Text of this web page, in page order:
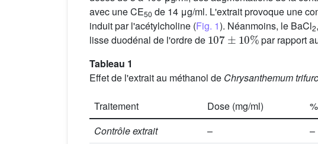
avec une CE50 de 14 μg/ml. L'extrait provoque une
induit par l'acétylcholine (Fig. 1). Néanmoins, le BaCl2
lisse duodénal de l'ordre de
107 ±10%
par rapport
Tableau 1
Effet de l'extrait au méthanol de Chrysanthemum
Traitement Dose (mg/ml)
Contrôle extrait
– –